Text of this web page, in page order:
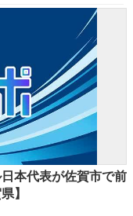
本代表が佐賀市で前
】